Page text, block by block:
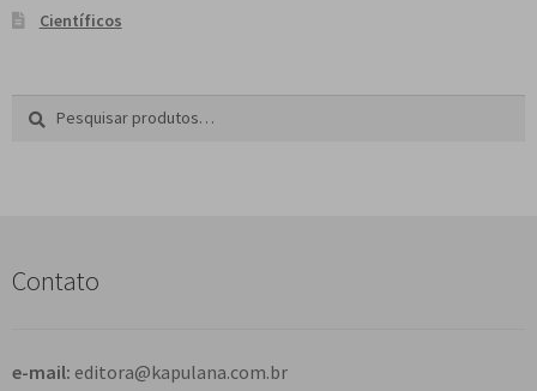
Científicos
a
Contato
e-mail: editora@kapulana.com.br